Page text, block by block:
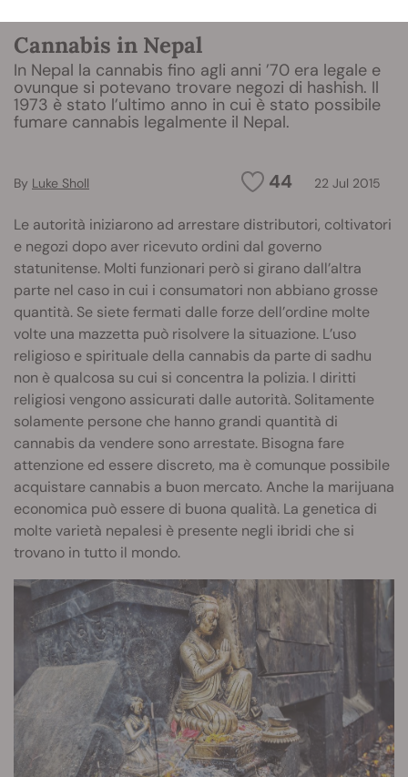
Cannabis in Nepal
In Nepal la cannabis fino agli anni ’70 era legale e
ovunque si potevano trovare negozi di hashish. Il
1973 è stato l’ultimo anno in cui è stato possibile
fumare cannabis legalmente il Nepal.
44 22 Jul 2015
By Luke Sholl
Le autorità iniziarono ad arrestare distributori, coltivatori
e negozi dopo aver ricevuto ordini dal governo
statunitense. Molti funzionari però si girano dall’altra
parte nel caso in cui i consumatori non abbiano grosse
quantità. Se siete fermati dalle forze dell’ordine molte
volte una mazzetta può risolvere la situazione. L’uso
religioso e spirituale della cannabis da parte di sadhu
non è qualcosa su cui si concentra la polizia. I diritti
religiosi vengono assicurati dalle autorità. Solitamente
solamente persone che hanno grandi quantità di
cannabis da vendere sono arrestate. Bisogna fare
attenzione ed essere discreto, ma è comunque possibile
acquistare cannabis a buon mercato. Anche la marijuana
economica può essere di buona qualità. La genetica di
molte varietà nepalesi è presente negli ibridi che si
trovano in tutto il mondo.